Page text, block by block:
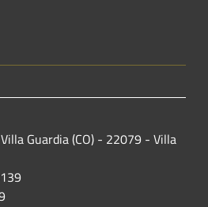
Guardia (CO) - 22079 - Villa